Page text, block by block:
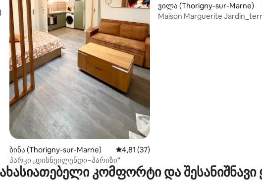
5‑დან 4,97, 126 მიმოხილვა
ბინა (Thorigny-sur-Marne) საშუალო შეფასებაა 5‑დან 4,81, 37
4,81 (37)
პარკი „დისნეილენდი~პარიზი“
ვილა (Thorigny-sur-Marne)
Maison Marguerite
კომფორტი და